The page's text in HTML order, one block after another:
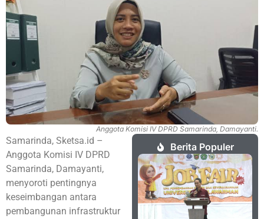
Anggota Komisi IV DPRD Samarinda, Damayanti.
Samarinda, Sketsa.id –
Anggota Komisi IV DPRD
Samarinda, Damayanti,
menyoroti pentingnya
keseimbangan antara
pembangunan infrastruktur
Berita Populer